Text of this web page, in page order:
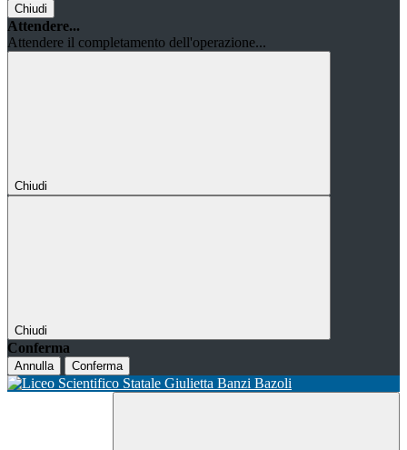
Chiudi
Attendere...
Attendere il completamento dell'operazione...
Chiudi
Chiudi
Conferma
Annulla Conferma